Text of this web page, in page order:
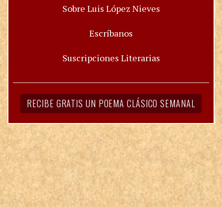
Sobre Luis López Nieves
Escríbanos
Suscripciones Literarias
RECIBE GRATIS UN POEMA CLÁSICO SEMANAL